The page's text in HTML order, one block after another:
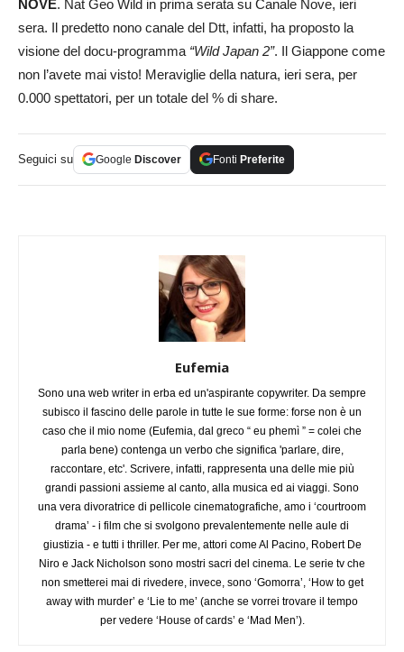
NOVE. Nat Geo Wild in prima serata su Canale Nove, ieri
sera. Il predetto nono canale del Dtt, infatti, ha proposto la
visione del docu-programma “Wild Japan 2”. Il Giappone come
non l’avete mai visto! Meraviglie della natura, ieri sera, per
0.000 spettatori, per un totale del % di share.
Seguici su Google Discover Fonti Preferite
Eufemia
Sono una web writer in erba ed un'aspirante copywriter. Da sempre
subisco il fascino delle parole in tutte le sue forme: forse non è un
caso che il mio nome (Eufemia, dal greco “ eu phemì ” = colei che
parla bene) contenga un verbo che significa 'parlare, dire,
raccontare, etc'. Scrivere, infatti, rappresenta una delle mie più
grandi passioni assieme al canto, alla musica ed ai viaggi. Sono
una vera divoratrice di pellicole cinematografiche, amo i ‘courtroom
drama’ - i film che si svolgono prevalentemente nelle aule di
giustizia - e tutti i thriller. Per me, attori come Al Pacino, Robert De
Niro e Jack Nicholson sono mostri sacri del cinema. Le serie tv che
non smetterei mai di rivedere, invece, sono ‘Gomorra’, ‘How to get
away with murder’ e ‘Lie to me’ (anche se vorrei trovare il tempo
per vedere ‘House of cards’ e ‘Mad Men’).